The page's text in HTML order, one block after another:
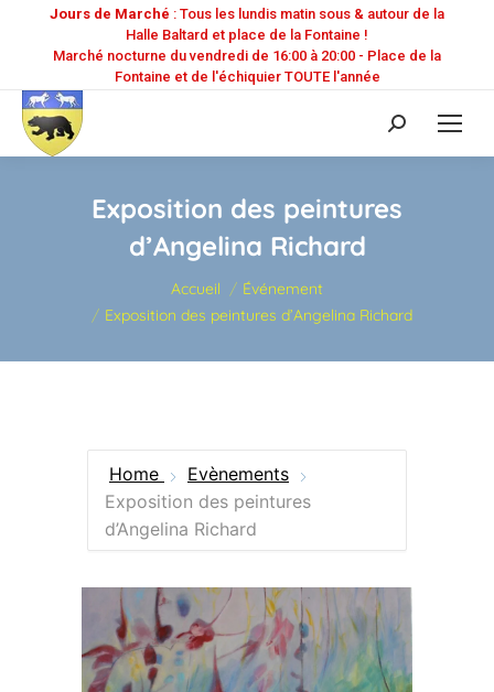
Jours de Marché : Tous les lundis matin sous & autour de la
Halle Baltard et place de la Fontaine !
Marché nocturne du vendredi de 16:00 à 20:00 - Place de la
Fontaine et de l'échiquier TOUTE l'année
Recherche
:
Exposition des peintures
d’Angelina Richard
Accueil
Événement
Exposition des peintures d’Angelina Richard
Home
Evènements
Exposition des peintures
d’Angelina Richard